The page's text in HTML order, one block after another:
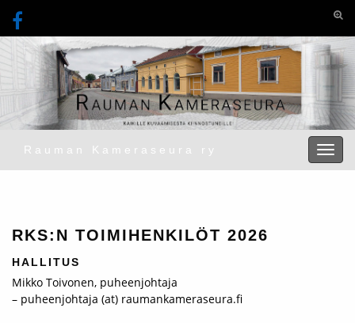
Rauman Kameraseura ry
RKS:N TOIMIHENKILÖT 2026
HALLITUS
Mikko Toivonen, puheenjohtaja
– puheenjohtaja (at) raumankameraseura.fi